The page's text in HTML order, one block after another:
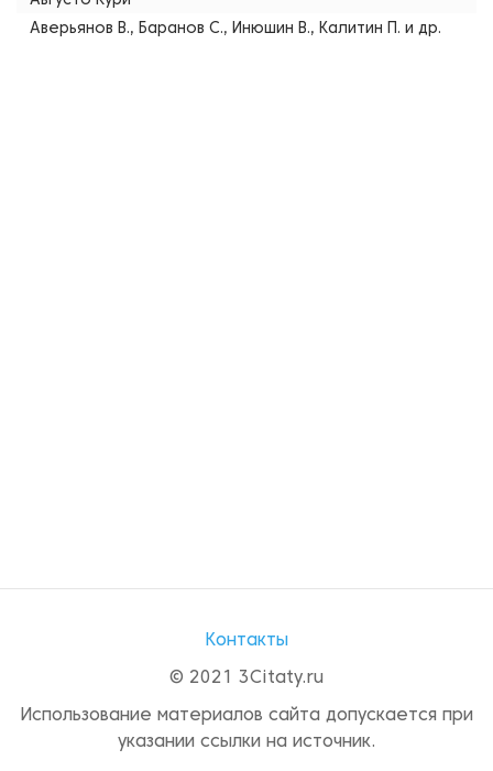
Аверьянов В., Баранов С., Инюшин В., Калитин П. и др.
Контакты
© 2021 3Citaty.ru
Использование материалов сайта допускается при
указании ссылки на источник.